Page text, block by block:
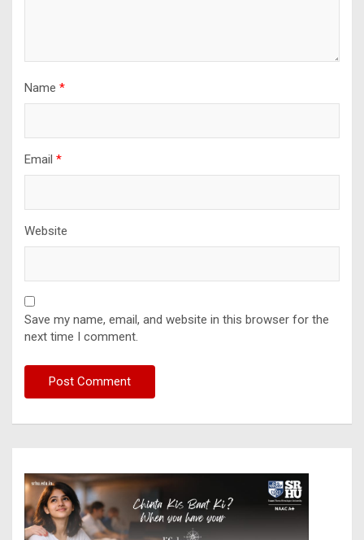
Name *
Email *
Website
Save my name, email, and website in this browser for the
next time I comment.